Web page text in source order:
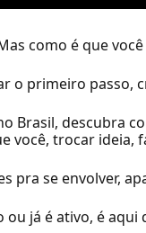
como é que
o primeiro
Brasil, descubra
você, trocar
pra se envolver,
já é ativo, é